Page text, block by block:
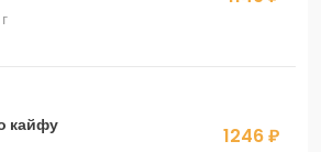
кайфу
1246 ₽